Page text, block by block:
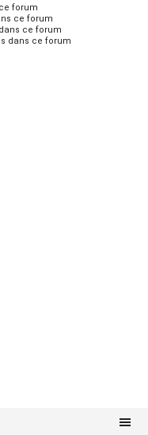
forum
ce forum
ce forum
dans ce forum